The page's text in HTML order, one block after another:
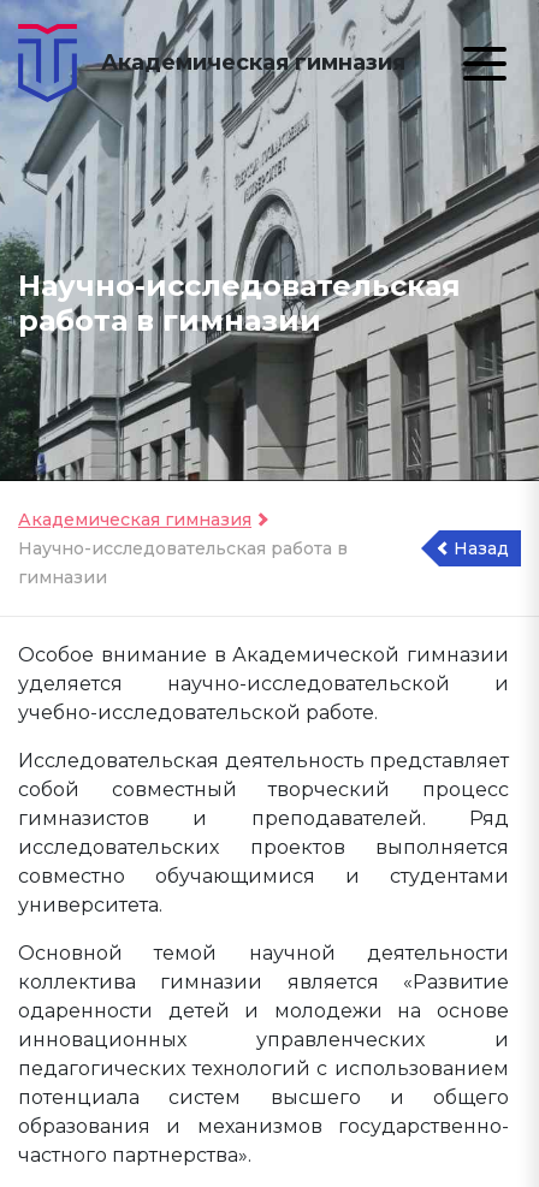
Академическая гимназия
Научно-исследовательская
работа в гимназии
Академическая гимназия
Научно-исследовательская работа в
гимназии
Назад
Особое внимание в Академической гимназии
уделяется научно-исследовательской и
учебно-исследовательской работе.
Исследовательская деятельность представляет
собой совместный творческий процесс
гимназистов и преподавателей. Ряд
исследовательских проектов выполняется
совместно обучающимися и студентами
университета.
Основной темой научной деятельности
коллектива гимназии является «Развитие
одаренности детей и молодежи на основе
инновационных управленческих и
педагогических технологий с использованием
потенциала систем высшего и общего
образования и механизмов государственно-
частного партнерства».